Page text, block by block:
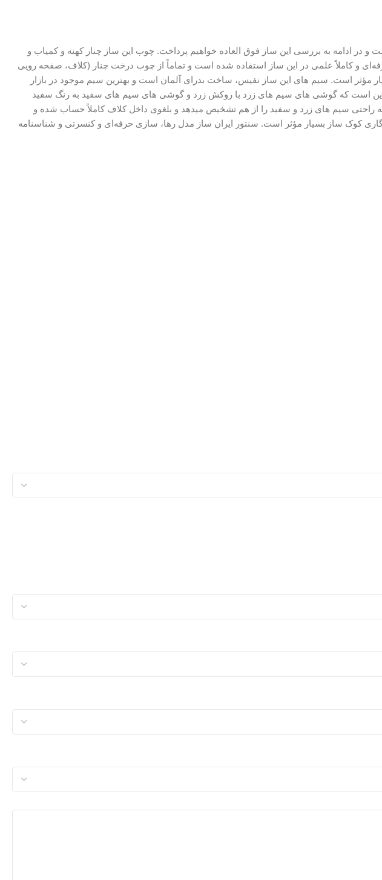
در ادامه به بررسی این ساز فوق العاده خواهیم پرداخت. چوب این ساز چنار کهنه و کمیاب و
و کاملاً علمی در این ساز استفاده شده است و تماماً از چوب درخت چنار (کلاف، صفحه رویی
است. سیم های این ساز نفیس، ساخت بدرای آلمان است و بهترین سیم موجود در بازار
است که گوشی های سیم های زرد با روکش زرد و گوشی های سیم های سفید به رنگ سفید
راحتی سیم های زرد و سفید را از هم تشخیص میدهد و بلغوی داخل کلاف کاملاً حساب شده و
کوک ساز بسیار مؤثر است. سنتور ایران ساز مدل رها، سازی حرفه‌ای و کنسرتی و شناسنامه